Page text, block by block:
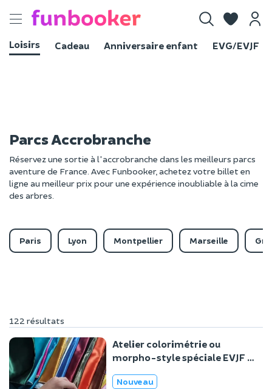
Toggle
Loisirs
Cadeau Anniversaire enfant EVG/EVJF
Parcs Accrobranche
Réservez une sortie à l'accrobranche dans les meilleurs parcs
aventure de France. Avec Funbooker, achetez votre billet en
ligne au meilleur prix pour une expérience inoubliable à la cime
des arbres.
Paris Lyon Montpellier Marseille
122 résultats
Atelier colorimétrie ou
morpho-style spéciale EVJF à
Nouveau